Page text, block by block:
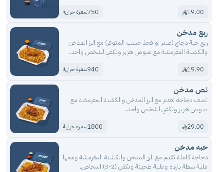
19.00
750سعرة حرارية
ربع مدخن
ربع حبة دجاج (صدر او فخذ حسب المتوفر) مع الرز المدخن
والكشنة المقرمشة مع صوص هزبر وتكفي لشخص واحد..
19.90
940سعرة حرارية
نص مدخن
نصف دجاجة تقدم مع الرز المدخن والكشنة المقرمشة مع
صوص هزبر وتكفي لشخص واحد..
29.00
1800سعرة حرارية
حبه مدخن
دجاجة كاملة تقدم مع الرز المدخن والكشنة المقرمشة ومعها
علبة شطة باردة وعلبة طحينة وتكفي (2-3) اشخاص..